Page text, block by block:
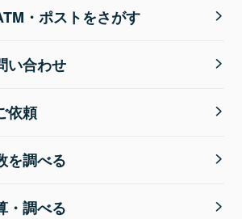
・ポストをさがす
い合わせ
依頼
を調べる
・調べる